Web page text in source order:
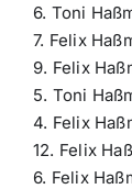
6. Toni
7. Felix
9. Felix
5. Toni
4. Felix
12. Felix
6. Felix